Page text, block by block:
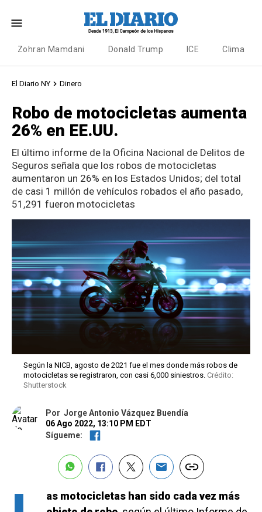
Zohran Mamdani Donald Trump ICE Clima
El Diario NY Dinero
Robo de motocicletas aumenta
26% en EE.UU.
El último informe de la Oficina Nacional de Delitos de
Seguros señala que los robos de motocicletas
aumentaron un 26% en los Estados Unidos; del total
de casi 1 millón de vehículos robados el año pasado,
51,291 fueron motocicletas
Según la NICB, agosto de 2021 fue el mes donde más robos de
motocicletas se registraron, con casi 6,000 siniestros. Crédito:
Shutterstock
Por Jorge Antonio Vázquez Buendía
06 Ago 2022, 13:10 PM EDT
Sígueme:
as motocicletas han sido cada vez más